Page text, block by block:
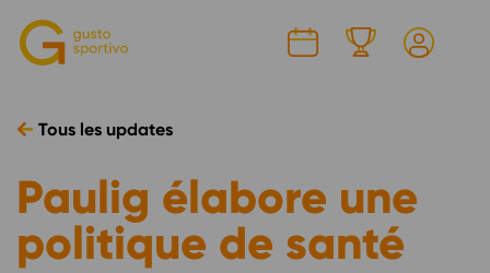
Tous les updates
Paulig élabore une
politique de santé